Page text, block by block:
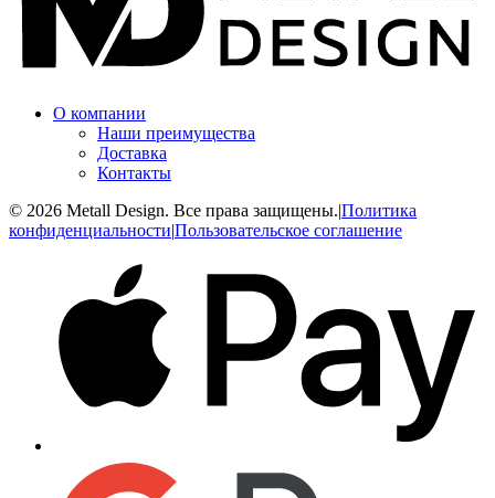
О компании
Наши преимущества
Доставка
Контакты
© 2026 Metall Design. Все права защищены.|Политика
конфиденциальности|Пользовательское соглашение